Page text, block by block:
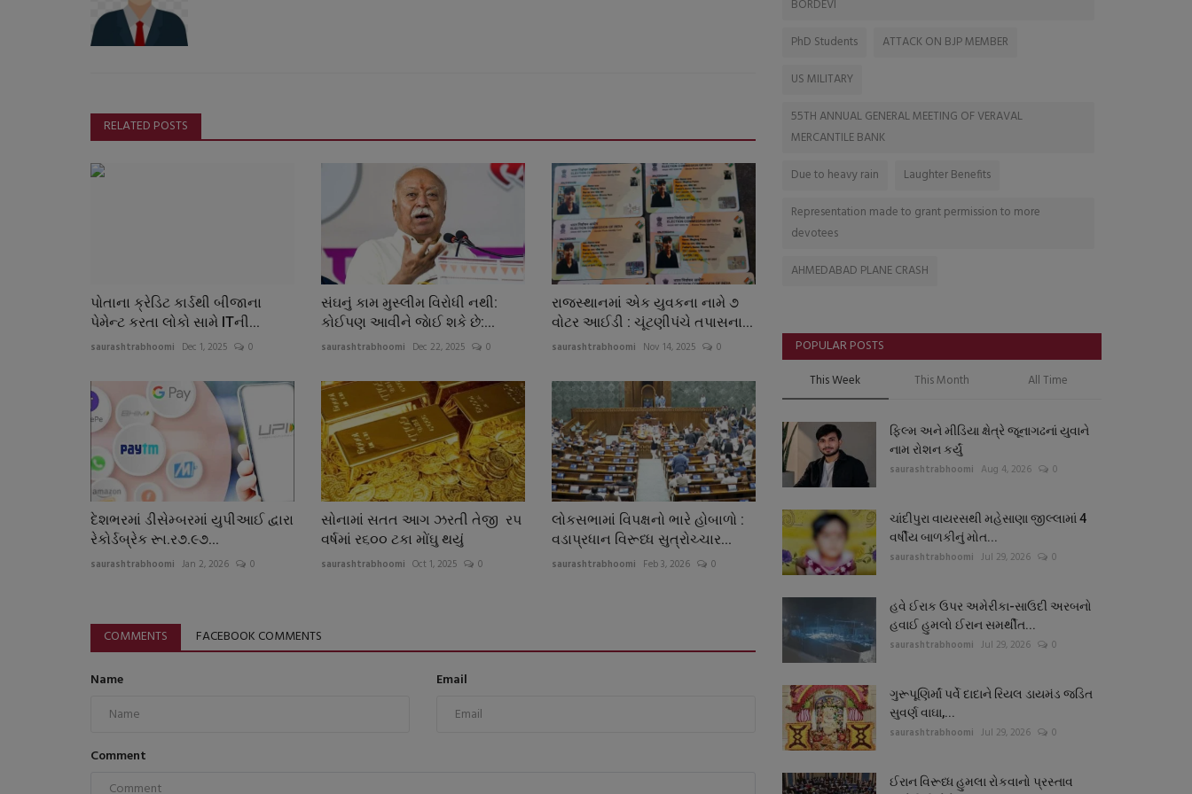
RELATED POSTS
પોતાના ક્રેડિટ કાર્ડથી બીજાના
પેમેન્ટ કરતા લોકો સામે ITની...
saurashtrabhoomi Dec 1, 2025 0
સંઘનું કામ મુસ્લીમ વિરોધી નથી:
કોઈપણ આવીને જાેઈ શકે છે:...
saurashtrabhoomi Dec 22, 2025 0
રાજસ્થાનમાં એક યુવકના નામે ૭
વોટર આઈડી : ચૂંટણીપંચે તપાસના...
saurashtrabhoomi Nov 14, 2025 0
દેશભરમાં ડીસેમ્બરમાં યુપીઆઈ દ્વારા
રેકોર્ડબ્રેક રૂા.ર૭.૯૭...
saurashtrabhoomi Jan 2, 2026 0
સોનામાં સતત આગ ઝરતી તેજી રપ
વર્ષમાં ર૬૦૦ ટકા મોંઘુ થયું
saurashtrabhoomi Oct 1, 2025 0
લોકસભામાં વિપક્ષનો ભારે હોબાળો :
વડાપ્રધાન વિરૂધ્ધ સુત્રોચ્ચાર...
saurashtrabhoomi Feb 3, 2026 0
COMMENTS FACEBOOK COMMENTS
Name Email
Comment
BORDEVI
PhD Students
ATTACK ON BJP MEMBER
US MILITARY
55TH ANNUAL GENERAL MEETING OF VERAVAL
MERCANTILE BANK
Due to heavy rain
Laughter Benefits
Representation made to grant permission to more
devotees
AHMEDABAD PLANE CRASH
POPULAR POSTS
This Week This Month All Time
ફિલ્મ અને મીડિયા ક્ષેત્રે જૂનાગઢનાં યુવાને
નામ રોશન કર્યું
saurashtrabhoomi Aug 4, 2026 0
ચાંદીપુરા વાયરસથી મહેસાણા જીલ્લામાં 4
વર્ષીય બાળકીનું મોત...
saurashtrabhoomi Jul 29, 2026 0
હવે ઈરાક ઉપર અમેરીકા-સાઉદી અરબનો
હવાઈ હુમલો ઈરાન સમર્થીત...
saurashtrabhoomi Jul 29, 2026 0
ગુરૂપૂણિર્માં પર્વે દાદાને રિયલ ડાયમંડ જડિત
સુવર્ણ વાઘા,...
saurashtrabhoomi Jul 29, 2026 0
ઈરાન વિરૂધ્ધ હુમલા રોકવાનો પ્રસ્તાવ